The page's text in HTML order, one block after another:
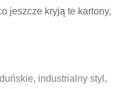
jeszcze kryją te kartony,
duńskie, industrialny styl ,